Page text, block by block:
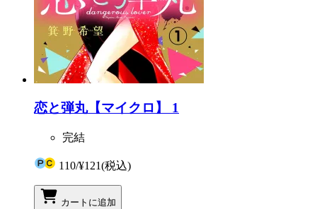
恋と弾丸【マイクロ】 1
完結
110/¥121(税込)
カートに追加